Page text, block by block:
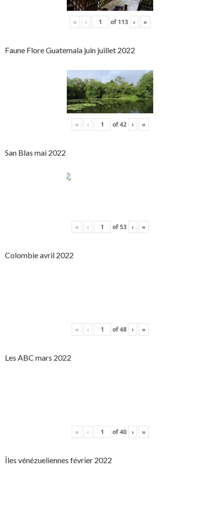
« ‹ of 113 › »
Faune Flore Guatemala juin juillet 2022
« ‹ of42 › »
San Blas mai 2022
« ‹ of53 › »
Colombie avril 2022
« ‹ of48 › »
Les ABC mars 2022
« ‹ of40 › »
Îles vénézueliennes février 2022